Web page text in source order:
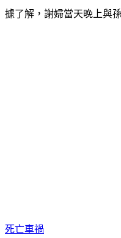
據了解，謝婦當天晚上與
死亡車禍